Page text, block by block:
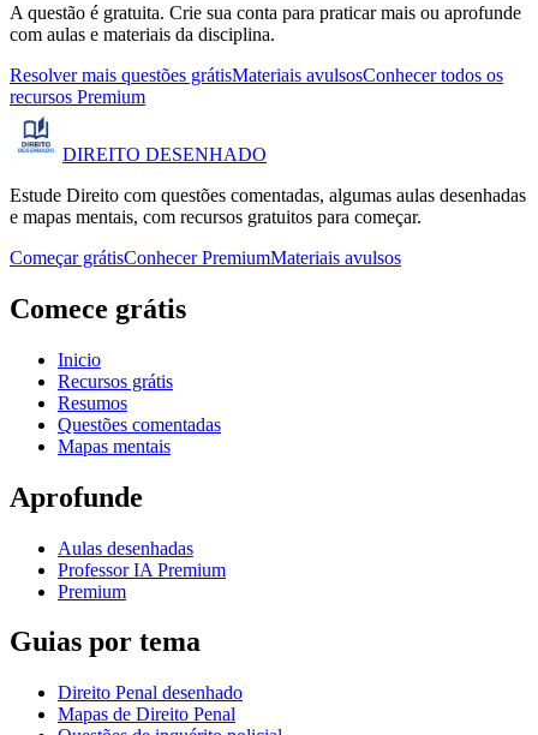
A questão é gratuita. Crie sua conta para praticar mais ou aprofunde
com aulas e materiais da disciplina.
Resolver mais questões grátisMateriais avulsosConhecer todos os
recursos Premium
DIREITO DESENHADO
Estude Direito com questões comentadas, algumas aulas desenhadas
e mapas mentais, com recursos gratuitos para começar.
Começar grátisConhecer PremiumMateriais avulsos
Comece grátis
Inicio
Recursos grátis
Resumos
Questões comentadas
Mapas mentais
Aprofunde
Aulas desenhadas
Professor IA Premium
Premium
Guias por tema
Direito Penal desenhado
Mapas de Direito Penal